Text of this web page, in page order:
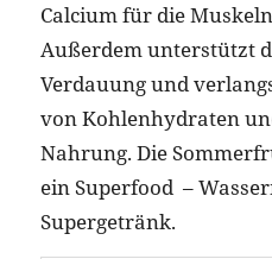
Calcium für die
Außerdem unterstützt
Verdauung und
von Kohlenhydraten
Nahrung. Die
ein Superfood –
Supergetränk.